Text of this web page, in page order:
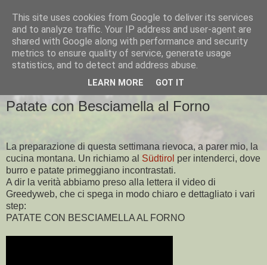
Patate con Besciamella al Forno
La preparazione di questa settimana rievoca, a parer mio, la
cucina montana. Un richiamo al Südtirol per intenderci, dove
burro e patate primeggiano incontrastati.
A dir la verità abbiamo preso alla lettera il video di
Greedyweb, che ci spega in modo chiaro e dettagliato i vari
step:
PATATE CON BESCIAMELLA AL FORNO
This site uses cookies from Google to deliver its services
and to analyze traffic. Your IP address and user-agent are
shared with Google along with performance and security
metrics to ensure quality of service, generate usage
statistics, and to detect and address abuse.
LEARN MORE GOT IT